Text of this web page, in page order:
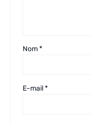
Nom*
E-mail*